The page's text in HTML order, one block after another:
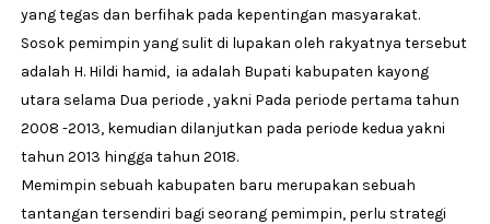
yang tegas dan berfihak pada kepentingan masyarakat.
Sosok pemimpin yang sulit di lupakan oleh rakyatnya tersebut
adalah H. Hildi hamid, ia adalah Bupati kabupaten kayong
utara selama Dua periode , yakni Pada periode pertama tahun
2008 -2013, kemudian dilanjutkan pada periode kedua yakni
tahun 2013 hingga tahun 2018.
Memimpin sebuah kabupaten baru merupakan sebuah
tantangan tersendiri bagi seorang pemimpin, perlu strategi